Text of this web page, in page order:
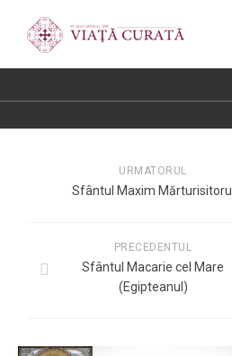
URMATORUL
Sfântul Maxim Mărturisitorul
PRECEDENTUL
Sfântul Macarie cel Mare
(Egipteanul)